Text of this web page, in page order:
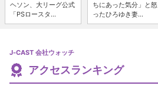
ヘソン、大リーグ公式
「PSロースタ...
ちにあった気分」と怒
ったひろゆき妻...
J-CAST 会社ウォッチ
アクセスランキング